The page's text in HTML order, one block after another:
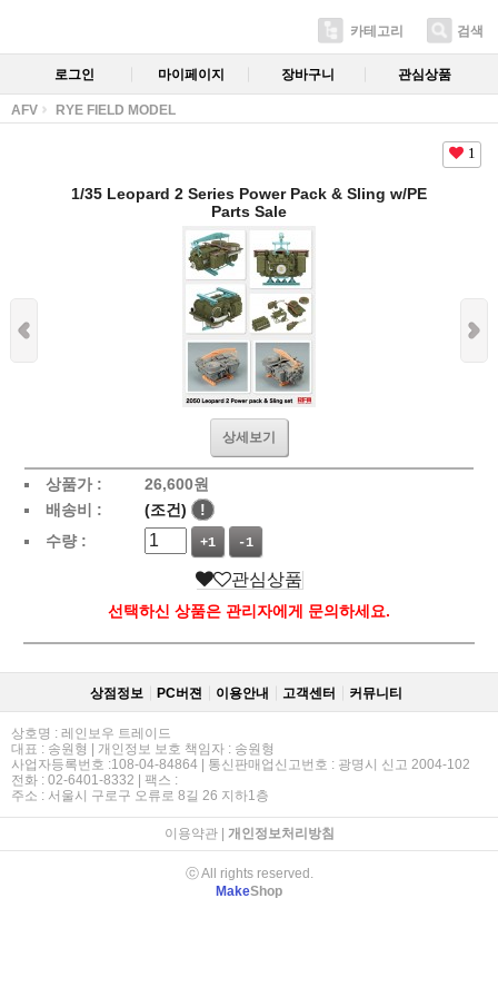
카테고리 검색
로그인 마이페이지 장바구니 관심상품
AFV RYE FIELD MODEL
1
1/35 Leopard 2 Series Power Pack & Sling w/PE
Parts Sale
상세보기
상품가 : 26,600원
배송비 :
(조건)
!
수량 :
+1 -1
관심상품
선택하신 상품은 관리자에게 문의하세요.
상점정보 PC버젼 이용안내 고객센터 커뮤니티
상호명 : 레인보우 트레이드
대표 : 송원형 | 개인정보 보호 책임자 : 송원형
사업자등록번호 :108-04-84864 | 통신판매업신고번호 : 광명시 신고 2004-102
전화 : 02-6401-8332 | 팩스 :
주소 : 서울시 구로구 오류로 8길 26 지하1층
이용약관| 개인정보처리방침
ⓒ All rights reserved.
MakeShop